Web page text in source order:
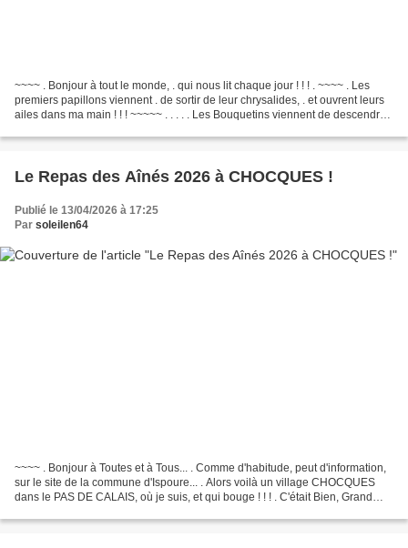
~~~~ . Bonjour à tout le monde, . qui nous lit chaque jour ! ! ! . ~~~~ . Les
premiers papillons viennent . de sortir de leur chrysalides, . et ouvrent leurs
ailes dans ma main ! ! ! ~~~~~ . . . . . Les Bouquetins viennent de descendre,
Le Repas des Aînés 2026 à CHOCQUES !
Publié le 13/04/2026 à 17:25
Par soleilen64
~~~~ . Bonjour à Toutes et à Tous... . Comme d'habitude, peut d'information,
sur le site de la commune d'Ispoure... . Alors voilà un village CHOCQUES
dans le PAS DE CALAIS, où je suis, et qui bouge ! ! ! . C'était Bien, Grand